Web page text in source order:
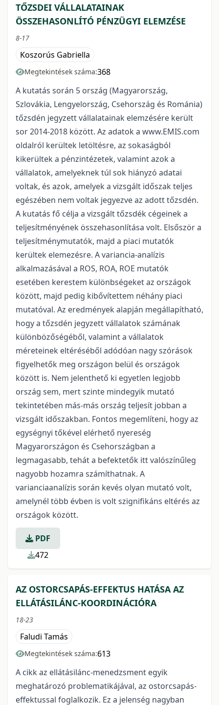
TŐZSDEI VÁLLALATAINAK
ÖSSZEHASONLÍTÓ PÉNZÜGYI ELEMZÉSE
8-17
Koszorús Gabriella
Megtekintések száma:368
A kutatás során 5 ország (Magyarország,
Szlovákia, Lengyelország, Csehország és Románia)
tőzsdén jegyzett vállalatainak elemzésére került
sor 2014-2018 között. Az adatok a www.EMIS.com
oldalról kerültek letöltésre, az sokaságból
kikerültek a pénzintézetek, valamint azok a
vállalatok, amelyeknek túl sok hiányzó adatai
voltak, és azok, amelyek a vizsgált időszak teljes
egészében nem voltak jegyezve az adott tőzsdén.
A kutatás fő célja a vizsgált tőzsdék cégeinek a
teljesítményének összehasonlítása volt. Elsőször a
teljesítménymutatók, majd a piaci mutatók
kerültek elemezésre. A variancia-analízis
alkalmazásával a ROS, ROA, ROE mutatók
esetében kerestem különbségeket az országok
között, majd pedig kibővítettem néhány piaci
mutatóval. Az eredmények alapján megállapítható,
hogy a tőzsdén jegyzett vállalatok számának
különbözőségéből, valamint a vállalatok
méreteinek eltéréséből adódóan nagy szórások
figyelhetők meg országon belül és országok
között is. Nem jelenthető ki egyetlen legjobb
ország sem, mert szinte mindegyik mutató
tekintetében más-más ország teljesít jobban a
vizsgált időszakban. Fontos megemlíteni, hogy az
egységnyi tőkével elérhető nyereség
Magyarországon és Csehországban a
legmagasabb, tehát a befektetők itt valószínűleg
nagyobb hozamra számíthatnak. A
varianciaanalízis során kevés olyan mutató volt,
amelynél több évben is volt szignifikáns eltérés az
országok között.
PDF
472
AZ OSTORCSAPÁS-EFFEKTUS HATÁSA AZ
ELLÁTÁSILÁNC-KOORDINÁCIÓRA
18-23
Faludi Tamás
Megtekintések száma:613
A cikk az ellátásilánc-menedzsment egyik
meghatározó problematikájával, az ostorcsapás-
effektussal foglalkozik. Ez a jelenség nagyban